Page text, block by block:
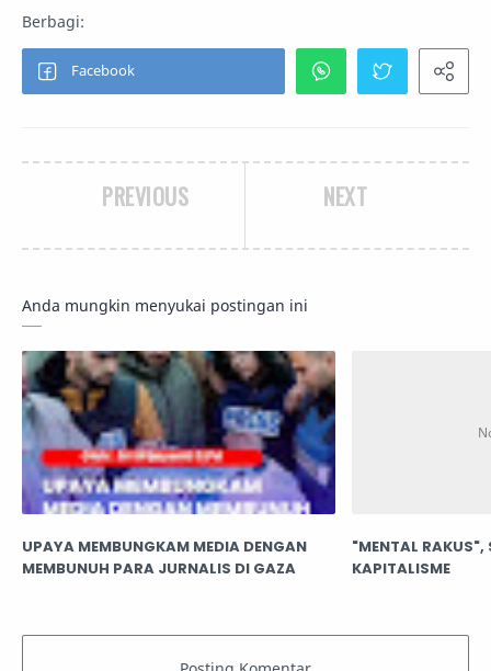
NEXT
PREVIOUS
Anda mungkin menyukai postingan ini
UPAYA MEMBUNGKAM MEDIA DENGAN
MEMBUNUH PARA JURNALIS DI GAZA
"MENTAL
KAPITALISME